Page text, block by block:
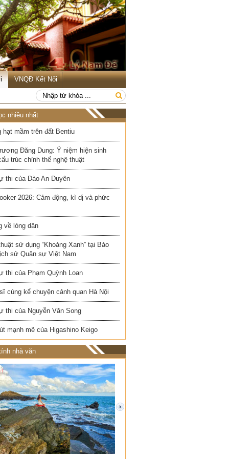
VNQĐ Kết Nối
nhiều nhất
hạt mầm trên đất Bentiu
Đăng Dung: Ý niệm hiện sinh
trúc chỉnh thể nghệ thuật
thi của Đào An Duyên
2026: Cảm động, kì dị và phức
về lòng dân
sử dụng “Khoảng Xanh” tại Bảo
sử Quân sự Việt Nam
thi của Phạm Quỳnh Loan
cùng kể chuyện cảnh quan Hà Nội
thi của Nguyễn Văn Song
mạnh mẽ của Higashino Keigo
nhà văn
next